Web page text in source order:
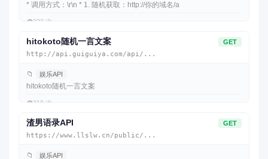
* 调用方式：\r\n * 1. 随机获取：http://你的域名/a
👁️223 次
hitokoto随机一言文案 GET
http://api.guiguiya.com/api/...
📁 娱乐API
hitokoto随机一言文案
👁️218 次
渣男语录API GET
https://www.llslw.cn/public/...
📁 娱乐API